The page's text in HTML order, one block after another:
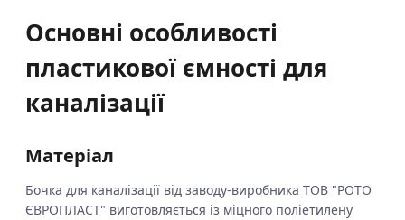
Основні особливості
пластикової ємності для
каналізації
Матеріал
Бочка для каналізації від заводу-виробника ТОВ "РОТО
ЄВРОПЛАСТ" виготовляється із міцного поліетилену